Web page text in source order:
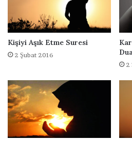
ç
e
l
ş
m
e
s
D
Kişiyi Aşık Etme Suresi
2 Şubat 2016
2